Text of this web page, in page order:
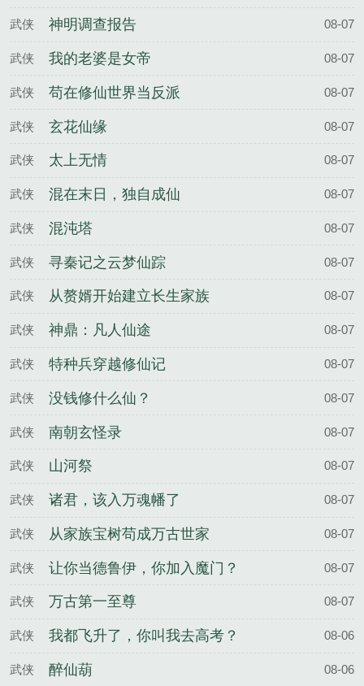
武侠 神明调查报告 08-07
武侠 我的老婆是女帝 08-07
武侠 苟在修仙世界当反派 08-07
武侠 玄花仙缘 08-07
武侠 太上无情 08-07
武侠 混在末日，独自成仙 08-07
武侠 混沌塔 08-07
武侠 寻秦记之云梦仙踪 08-07
武侠 从赘婿开始建立长生家族 08-07
武侠 神鼎：凡人仙途 08-07
武侠 特种兵穿越修仙记 08-07
武侠 没钱修什么仙？ 08-07
武侠 南朝玄怪录 08-07
武侠 山河祭 08-07
武侠 诸君，该入万魂幡了 08-07
武侠 从家族宝树苟成万古世家 08-07
武侠 让你当德鲁伊，你加入魔门？ 08-07
武侠 万古第一至尊 08-07
武侠 我都飞升了，你叫我去高考？ 08-06
武侠 醉仙葫 08-06